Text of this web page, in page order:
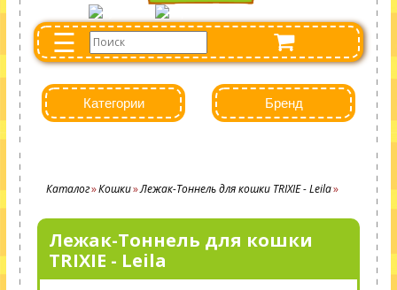
☰
Категории Бренд
Каталог Кошки Лежак-Тоннель для кошки TRIXIE - Leila
Лежак-Тоннель для кошки
TRIXIE - Leila